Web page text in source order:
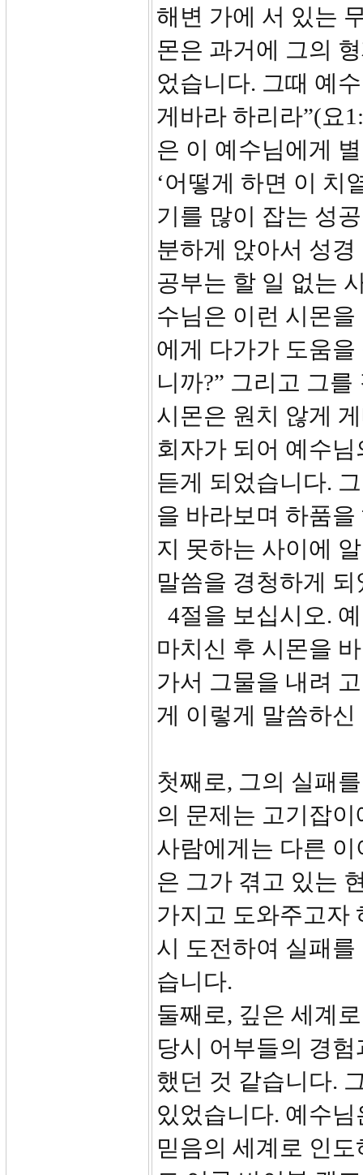
해변 가에 서 있는
몬은 과거에 그의
었습니다. 그때 예
게바라 하리라”(요
은 이 예수님에게
‘어떻게 하면 이 치
기를 많이 잡는 성
분하게 앉아서 성
공부는 할 일 없는
수님은 이런 시몬
에게 다가가 도움
니까?” 그리고 그
시몬은 원치 않게
회자가 되어 예수
듣게 되었습니다.
을 바라보며 하품
지 못하는 사이에
말씀을 경청하게
4절을 보십시오.
마치신 후 시몬을
가서 그물을 내려
게 이렇게 말씀하
첫째로, 그의 실패
의 문제는 고기잡
사람에게는 다른
은 그가 겪고 있는
가지고 도와주고자
시 도전하여 실패
습니다.
둘째로, 깊은 세계
당시 어부들의 경
했던 것 같습니다.
있었습니다. 예수
믿음의 세계로 인